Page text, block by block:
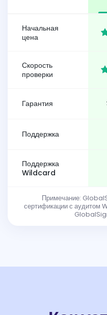
Начальная
цена
Скорость
проверки
Гарантия
Поддержка
Поддержка
Wildcard
Примечание:
сертификации с аудитом